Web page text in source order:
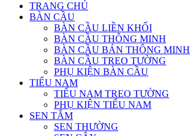
TRANG CHỦ
BÀN CẦU
BÀN CẦU LIỀN KHỐI
BÀN CẦU THÔNG MINH
BÀN CẦU BÁN THÔNG MINH
BÀN CẦU TREO TƯỜNG
PHỤ KIỆN BÀN CẦU
TIỂU NAM
TIỂU NAM TREO TƯỜNG
PHỤ KIỆN TIỂU NAM
SEN TẮM
SEN THƯỜNG